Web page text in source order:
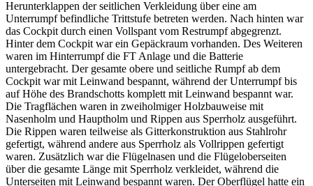
Herunterklappen der seitlichen Verkleidung über eine am
Unterrumpf befindliche Trittstufe betreten werden. Nach hinten war
das Cockpit durch einen Vollspant vom Restrumpf abgegrenzt.
Hinter dem Cockpit war ein Gepäckraum vorhanden. Des Weiteren
waren im Hinterrumpf die FT Anlage und die Batterie
untergebracht. Der gesamte obere und seitliche Rumpf ab dem
Cockpit war mit Leinwand bespannt, während der Unterrumpf bis
auf Höhe des Brandschotts komplett mit Leinwand bespannt war.
Die Tragflächen waren in zweiholmiger Holzbauweise mit
Nasenholm und Hauptholm und Rippen aus Sperrholz ausgeführt.
Die Rippen waren teilweise als Gitterkonstruktion aus Stahlrohr
gefertigt, während andere aus Sperrholz als Vollrippen gefertigt
waren. Zusätzlich war die Flügelnasen und die Flügeloberseiten
über die gesamte Länge mit Sperrholz verkleidet, während die
Unterseiten mit Leinwand bespannt waren. Der Oberflügel hatte ein